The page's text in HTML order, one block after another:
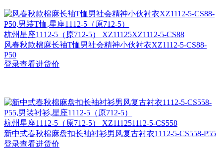
杭州星座1112-5（原712-5） XZ11125XZ1112-5-CS88
风春秋款棉麻长袖T恤男社会精神小伙衬衣XZ1112-5-CS88-
P50
登录查看进货价
杭州星座1112-5（原712-5） XZ111251112-5-CS558
新中式春秋棉麻盘扣长袖衬衫男风复古衬衣1112-5-CS558-P55
登录查看进货价